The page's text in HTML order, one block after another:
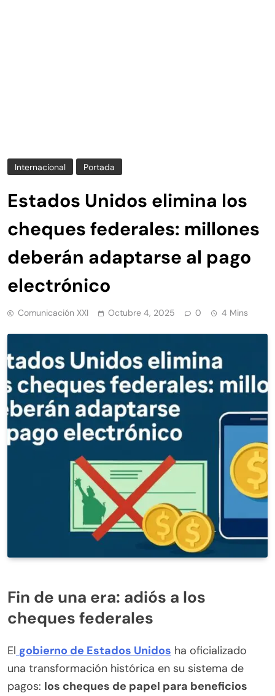
Internacional Portada
Estados Unidos elimina los
cheques federales: millones
deberán adaptarse al pago
electrónico
Comunicación XXI Octubre 4, 2025 0 4 Mins
Fin de una era: adiós a los
cheques federales
El gobierno de Estados Unidos ha oficializado
una transformación histórica en su sistema de
pagos: los cheques de papel para beneficios